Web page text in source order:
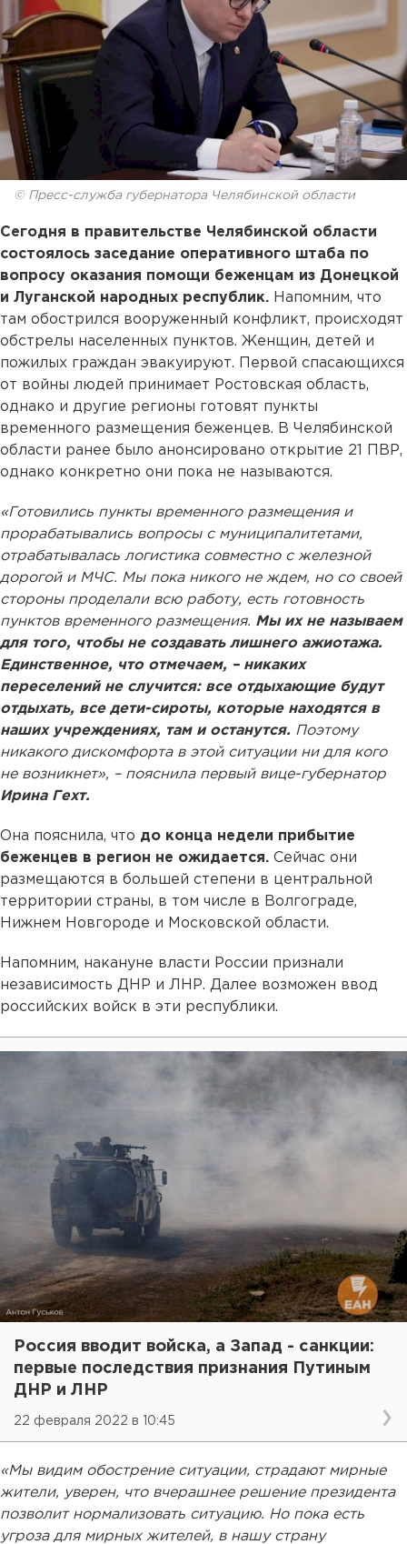
© Пресс-служба губернатора Челябинской области
Сегодня в правительстве Челябинской области
состоялось заседание оперативного штаба по
вопросу оказания помощи беженцам из Донецкой
и Луганской народных республик. Напомним, что
там обострился вооруженный конфликт, происходят
обстрелы населенных пунктов. Женщин, детей и
пожилых граждан эвакуируют. Первой спасающихся
от войны людей принимает Ростовская область,
однако и другие регионы готовят пункты
временного размещения беженцев. В Челябинской
области ранее было анонсировано открытие 21 ПВР,
однако конкретно они пока не называются.
«Готовились пункты временного размещения и
прорабатывались вопросы с муниципалитетами,
отрабатывалась логистика совместно с железной
дорогой и МЧС. Мы пока никого не ждем, но со своей
стороны проделали всю работу, есть готовность
пунктов временного размещения. Мы их не называем
для того, чтобы не создавать лишнего ажиотажа.
Единственное, что отмечаем, – никаких
переселений не случится: все отдыхающие будут
отдыхать, все дети-сироты, которые находятся в
наших учреждениях, там и останутся. Поэтому
никакого дискомфорта в этой ситуации ни для кого
не возникнет», – пояснила первый вице-губернатор
Ирина Гехт.
Она пояснила, что до конца недели прибытие
беженцев в регион не ожидается. Сейчас они
размещаются в большей степени в центральной
территории страны, в том числе в Волгограде,
Нижнем Новгороде и Московской области.
Напомним, накануне власти России признали
независимость ДНР и ЛНР. Далее возможен ввод
российских войск в эти республики.
Россия вводит войска, а Запад - санкции:
первые последствия признания Путиным
ДНР и ЛНР
22 февраля 2022 в 10:45
«Мы видим обострение ситуации, страдают мирные
жители, уверен, что вчерашнее решение президента
позволит нормализовать ситуацию. Но пока есть
угроза для мирных жителей, в нашу страну